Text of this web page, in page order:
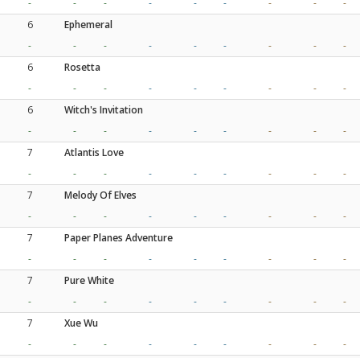
- - - - - - - -
-
6
Ephemeral
-
- - - - - - -
-
6
Rosetta
-
- - - - - - -
-
6
Witch's Invitation
-
- - - - - - -
-
7
Atlantis Love
-
- - - - - - -
-
7
Melody Of Elves
-
- - - - - - -
-
7
Paper Planes Adventure
-
- - - - - - -
-
7
Pure White
-
- - - - - - -
-
7
Xue Wu
-
- - - - - - -
-